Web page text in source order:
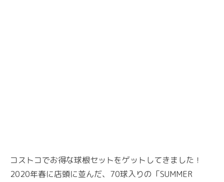
コストコでお得な球根セットをゲットしてきました！
2020年春に店頭に並んだ、70球入りの「SUMMER